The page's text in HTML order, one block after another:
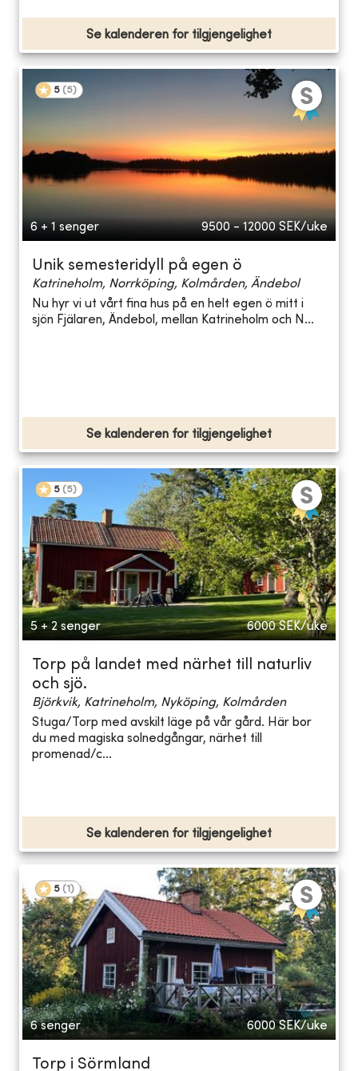
Se kalenderen for tilgjengelighet
5 (5)
6 + 1 senger 9500 - 12000 SEK/uke
Unik semesteridyll på egen ö
Katrineholm, Norrköping, Kolmården, Ändebol
Nu hyr vi ut vårt fina hus på en helt egen ö mitt i
sjön Fjälaren, Ändebol, mellan Katrineholm och N...
Se kalenderen for tilgjengelighet
5 (5)
5 + 2 senger 6000 SEK/uke
Torp på landet med närhet till naturliv
och sjö.
Björkvik, Katrineholm, Nyköping, Kolmården
Stuga/Torp med avskilt läge på vår gård. Här bor
du med magiska solnedgångar, närhet till
promenad/c...
Se kalenderen for tilgjengelighet
5 (1 )
6 senger 6000 SEK/uke
Torp i Sörmland